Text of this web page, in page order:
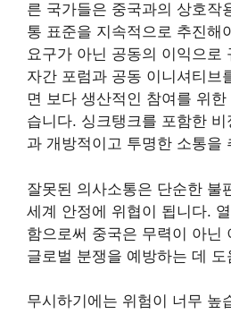
른 국가들은 중국과의 상호작
통 표준을 지속적으로 추진해
요구가 아닌 공동의 이익으로
자간 포럼과 공동 이니셔티브
면 보다 생산적인 참여를 위
습니다. 싱크탱크를 포함한
과 개방적이고 투명한 소통을
잘못된 의사소통은 단순한 불
세계 안정에 위협이 됩니다.
함으로써 중국은 무력이 아닌
글로벌 분쟁을 예방하는 데
무시하기에는 위험이 너무 높